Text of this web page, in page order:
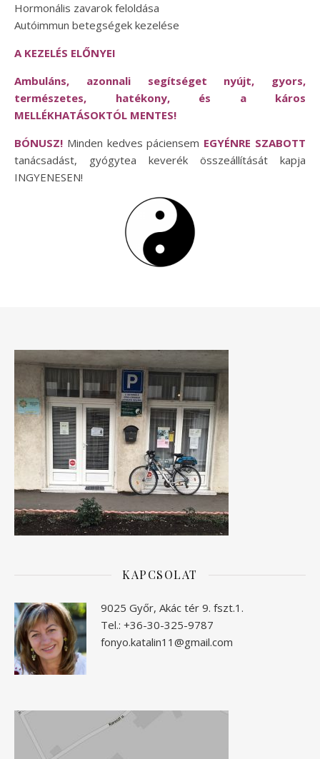
Hormonális zavarok feloldása
Autóimmun betegségek kezelése
A KEZELÉS ELŐNYEI
Ambuláns, azonnali segítséget nyújt, gyors,
természetes, hatékony, és a káros
MELLÉKHATÁSOKTÓL MENTES!
BÓNUSZ! Minden kedves páciensem EGYÉNRE SZABOTT
tanácsadást, gyógytea keverék összeállítását kapja
INGYENESEN!
KAPCSOLAT
9025 Győr, Akác tér 9. fszt.1.
Tel.: +36-30-325-9787
fonyo.katalin11@gmail.com